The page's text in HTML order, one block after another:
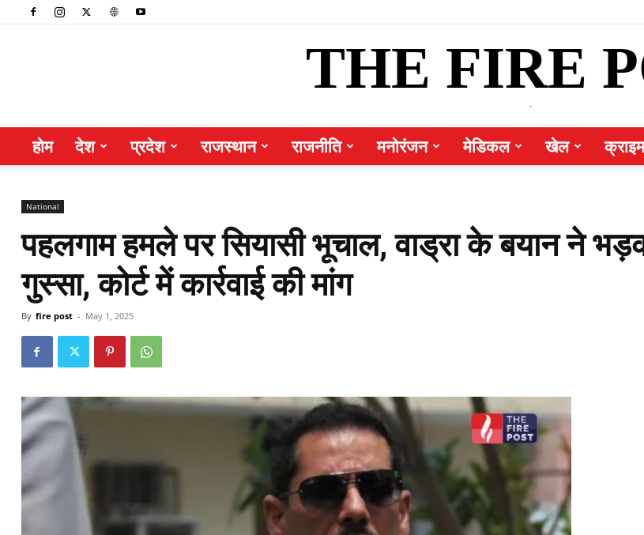
THE FIRE
होम देश प्रदेश राजस्थान राजनीति मनोरंजन मेडिकल खेल क्राइम
National
पहलगाम हमले पर सियासी भूचाल, वाड्रा के बयान ने
गुस्सा, कोर्ट में कार्रवाई की मांग
By fire post - May 1, 2025